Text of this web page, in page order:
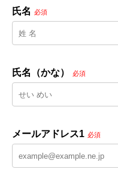
氏名 必須
氏名（かな） 必須
メールアドレス1 必須